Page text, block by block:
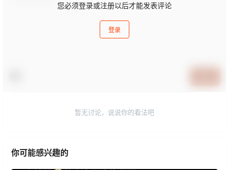
您必须登录或注册以后才能发表评论
登录
暂无讨论，说说你的看法吧
你可能感兴趣的